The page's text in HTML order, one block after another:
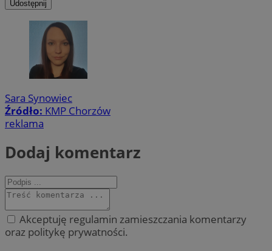
Udostępnij
Sara Synowiec
Źródło: KMP Chorzów
reklama
Dodaj komentarz
Akceptuję regulamin zamieszczania komentarzy
oraz politykę prywatności.